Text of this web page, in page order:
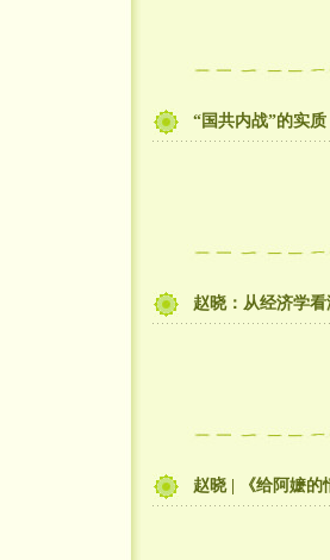
“国共内战”的实
赵晓：从经济学
赵晓 | 《给阿嬷的